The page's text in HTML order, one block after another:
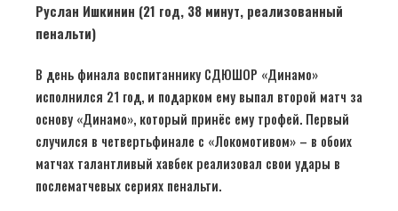
Руслан Ишкинин (21 год, 38 минут, реализованный
пенальти)
В день финала воспитаннику СДЮШОР «Динамо»
исполнился 21 год, и подарком ему выпал второй матч за
основу «Динамо», который принёс ему трофей. Первый
случился в четвертьфинале с «Локомотивом» – в обоих
матчах талантливый хавбек реализовал свои удары в
послематчевых сериях пенальти.